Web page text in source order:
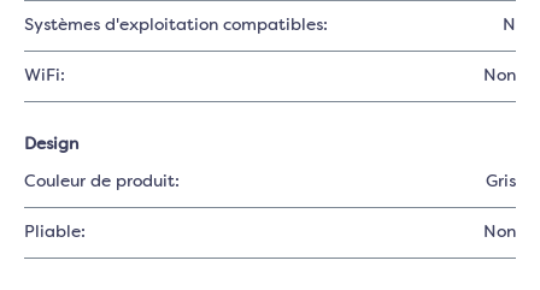
Systèmes d'exploitation compatibles: N
WiFi: Non
Design
Couleur de produit: Gris
Pliable: Non